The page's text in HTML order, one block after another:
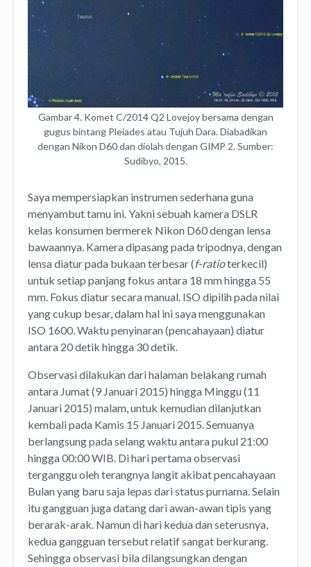
Gambar 4. Komet C/2014 Q2 Lovejoy bersama dengan
gugus bintang Pleiades atau Tujuh Dara. Diabadikan
dengan Nikon D60 dan diolah dengan GIMP 2. Sumber:
Sudibyo, 2015.
Saya mempersiapkan instrumen sederhana guna
menyambut tamu ini. Yakni sebuah kamera DSLR
kelas konsumen bermerek Nikon D60 dengan lensa
bawaannya. Kamera dipasang pada tripodnya, dengan
lensa diatur pada bukaan terbesar (f-ratioterkecil)
untuk setiap panjang fokus antara 18 mm hingga 55
mm. Fokus diatur secara manual. ISO dipilih pada nilai
yang cukup besar, dalam hal ini saya menggunakan
ISO 1600. Waktu penyinaran (pencahayaan) diatur
antara 20 detik hingga 30 detik.
Observasi dilakukan dari halaman belakang rumah
antara Jumat (9 Januari 2015) hingga Minggu (11
Januari 2015) malam, untuk kemudian dilanjutkan
kembali pada Kamis 15 Januari 2015. Semuanya
berlangsung pada selang waktu antara pukul 21:00
hingga 00:00 WIB. Di hari pertama observasi
terganggu oleh terangnya langit akibat pencahayaan
Bulan yang baru saja lepas dari status purnama. Selain
itu gangguan juga datang dari awan-awan tipis yang
berarak-arak. Namun di hari kedua dan seterusnya,
kedua gangguan tersebut relatif sangat berkurang.
Sehingga observasi bila dilangsungkan dengan